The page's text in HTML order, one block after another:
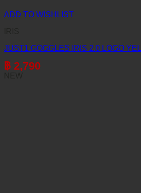
ADD TO WISHLIST
JUST1 GOGGLES IRIS 2.0 LOGO
฿ 2,790